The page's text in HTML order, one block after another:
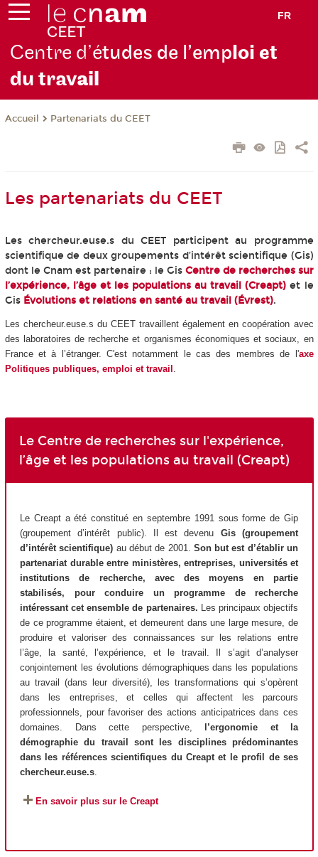
FR
Centre d’études de l’emploi et
du travail
Accueil Partenariats du CEET
Les partenariats du CEET
Les chercheur.euse.s du CEET participent au programme
scientifique de deux groupements d’intérêt scientifique (Gis)
dont le Cnam est partenaire : le Gis Centre de recherches sur
l’expérience, l’âge et les populations au travail (Creapt) et le
Gis Évolutions et relations en santé au travail (Évrest).
Les chercheur.euse.s du CEET travaillent également en coopération avec
des laboratoires de recherche et organismes économiques et sociaux, en
France et à l’étranger. C'est notamment le cas des membres de l'axe
Politiques publiques, emploi et travail
Le Centre de recherches sur l'expérience,
l’âge et les populations au travail (Creapt)
Le Creapt a été constitué en septembre 1991 sous forme de Gip
(groupement d’intérêt public). Il est devenu Gis (groupement
d’intérêt scientifique) au début de 2001. Son but est d’établir un
partenariat durable entre ministères, entreprises, universités et
institutions de recherche, avec des moyens en partie
stabilisés, pour conduire un programme de recherche
intéressant cet ensemble de partenaires. Les principaux objectifs
de ce programme étaient, et demeurent dans une large mesure, de
produire et valoriser des connaissances sur les relations entre
l’âge, la santé, l’expérience, et le travail. Il s’agit d’analyser
conjointement les évolutions démographiques dans les populations
au travail (dans leur diversité), les transformations qui s’opèrent
dans les entreprises, et celles qui affectent les parcours
professionnels, pour favoriser des actions anticipatrices dans ces
domaines. Dans cette perspective,
l’ergonomie et la
démographie du travail sont les disciplines prédominantes
dans les références scientifiques du Creapt et le profil de ses
chercheur.euse.s.
En savoir plus sur le Creapt